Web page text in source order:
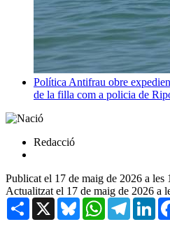
Política Antifrau obre
de la filla com a policia de
Redacció
Publicat el 17 de maig de 2026 a les
Actualitzat el 17 de maig de 2026 a
Share X BlueskyWhatsApp